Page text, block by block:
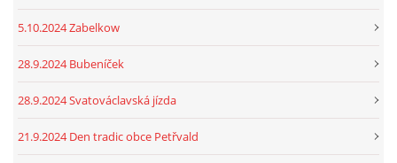
5.10.2024 Zabelkow
28.9.2024 Bubeníček
28.9.2024 Svatováclavská jízda
21.9.2024 Den tradic obce Petřvald